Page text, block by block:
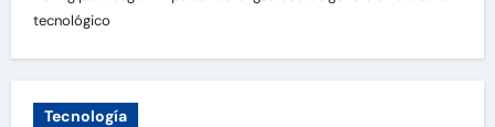
tecnológico
Tecnología